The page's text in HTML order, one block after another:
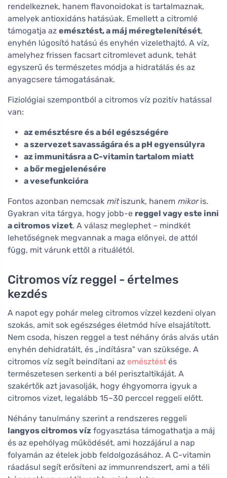
rendelkeznek, hanem flavonoidokat is tartalmaznak,
amelyek antioxidáns hatásúak. Emellett a citromlé
támogatja az emésztést, a máj méregtelenítését,
enyhén lúgosító hatású és enyhén vizelethajtó. A víz,
amelyhez frissen facsart citromlevet adunk, tehát
egyszerű és természetes módja a hidratálás és az
anyagcsere támogatásának.
Fiziológiai szempontból a citromos víz pozitív hatással
van:
az emésztésre és a bél egészségére
a szervezet savasságára és a pH egyensúlyra
az immunitásra a C-vitamin tartalom miatt
a bőr megjelenésére
a vesefunkcióra
Fontos azonban nemcsak mitiszunk, hanem mikoris.
Gyakran vita tárgya, hogy jobb-e reggel vagy este inni
a citromos vizet. A válasz meglephet – mindkét
lehetőségnek megvannak a maga előnyei, de attól
függ, mit várunk ettől a rituálétól.
Citromos víz reggel - értelmes
kezdés
A napot egy pohár meleg citromos vízzel kezdeni olyan
szokás, amit sok egészséges életmód híve elsajátított.
Nem csoda, hiszen reggel a test néhány órás alvás után
enyhén dehidratált, és „indításra" van szüksége. A
citromos víz segít beindítani az emésztést és
természetesen serkenti a bél perisztaltikáját. A
szakértők azt javasolják, hogy éhgyomorra igyuk a
citromos vizet, legalább 15–30 perccel reggeli előtt.
Néhány tanulmány szerint a rendszeres reggeli
langyos citromos víz fogyasztása támogathatja a máj
és az epehólyag működését, ami hozzájárul a nap
folyamán az ételek jobb feldolgozásához. A C-vitamin
ráadásul segít erősíteni az immunrendszert, ami a téli